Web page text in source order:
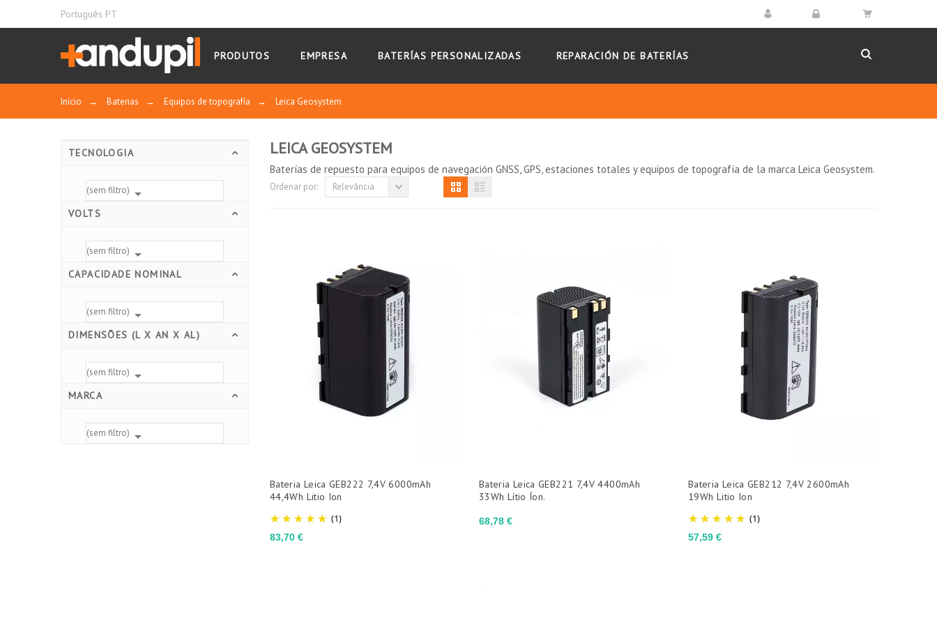
Português PT
PRODUTOS EMPRESA BATERÍAS PERSONALIZADAS REPARACIÓN DE BATERÍAS
Início → Baterias → Equipos de topografía → Leica Geosystem
TECNOLOGIA
(sem filtro) 
VOLTS
(sem filtro) 
CAPACIDADE NOMINAL
(sem filtro) 
DIMENSÕES (L X AN X AL)
(sem filtro) 
MARCA
(sem filtro) 
LEICA GEOSYSTEM
Baterías de repuesto para equipos de navegación GNSS, GPS, estaciones totales y equipos de topografía de la marca Leica Geosystem.
Ordenar por: Relevância
(1)
Preço
83,70 €
Bateria Leica GEB222 7,4V 6000mAh
44,4Wh Litio Ion
Preço
68,78 €
Bateria Leica GEB221 7,4V 4400mAh
33Wh Lítio Íon.
(1)
Preço
57,59 €
Bateria Leica GEB212 7,4V 2600mAh
19Wh Litio Ion